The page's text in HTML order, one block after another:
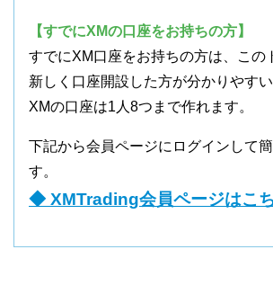
【すでにXMの口座をお持ちの方】
すでにXM口座をお持ちの方は、この
新しく口座開設した方が分かりやすい
XMの口座は1人8つまで作れます。
下記から会員ページにログインして
す。
◆ XMTrading会員ページはこ